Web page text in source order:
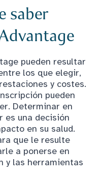
saber
pueden resultar
los que elegir,
y costes.
pueden
Determinar en
es una decisión
en su salud.
que le resulte
a ponerse en
y las herramientas